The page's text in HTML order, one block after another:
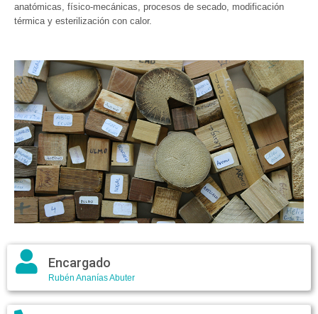
anatómicas, físico-mecánicas, procesos de secado, modificación
térmica y esterilización con calor.
Encargado
Rubén Ananías Abuter